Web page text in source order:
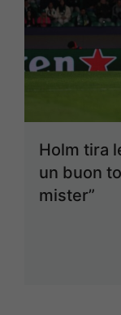
Holm tira
un buon
mister”